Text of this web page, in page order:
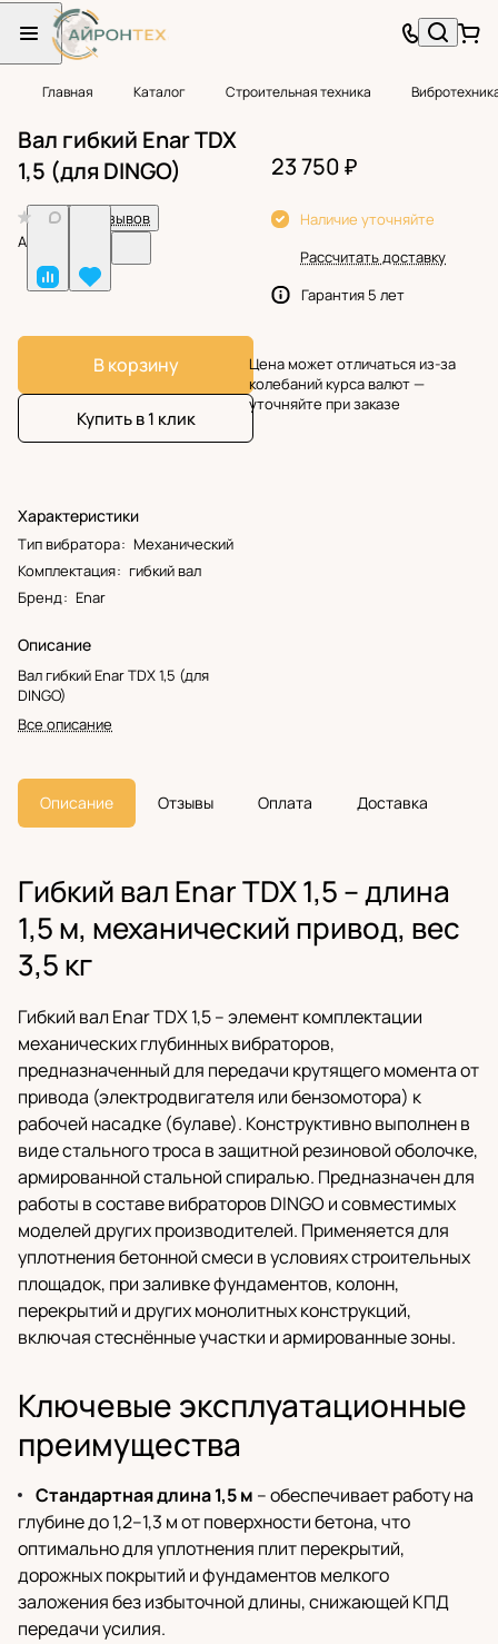
Главная Каталог Строительная техника
Вал гибкий Enar TDX
1,5 (для DINGO)
Нет отзывов
Арт.
В корзину
Купить в 1 клик
Характеристики
Тип вибратора: Механический
Комплектация: гибкий вал
Бренд: Enar
Описание
Вал гибкий Enar TDX 1,5 (для
DINGO)
Все описание
23 750 ₽
Наличие уточняйте
Рассчитать доставку
Гарантия 5 лет
Цена может отличаться из-за
колебаний курса валют —
уточняйте при заказе
Описание Отзывы Оплата Доставка
Гибкий вал Enar TDX 1,5 – длина
1,5 м, механический привод, вес
3,5 кг
Гибкий вал Enar TDX 1,5 – элемент комплектации
механических глубинных вибраторов,
предназначенный для передачи крутящего момента от
привода (электродвигателя или бензомотора) к
рабочей насадке (булаве). Конструктивно выполнен в
виде стального троса в защитной резиновой оболочке,
армированной стальной спиралью. Предназначен для
работы в составе вибраторов DINGO и совместимых
моделей других производителей. Применяется для
уплотнения бетонной смеси в условиях строительных
площадок, при заливке фундаментов, колонн,
перекрытий и других монолитных конструкций,
включая стеснённые участки и армированные зоны.
Ключевые эксплуатационные
преимущества
Стандартная длина 1,5 м – обеспечивает работу на
глубине до 1,2–1,3 м от поверхности бетона, что
оптимально для уплотнения плит перекрытий,
дорожных покрытий и фундаментов мелкого
заложения без избыточной длины, снижающей КПД
передачи усилия.